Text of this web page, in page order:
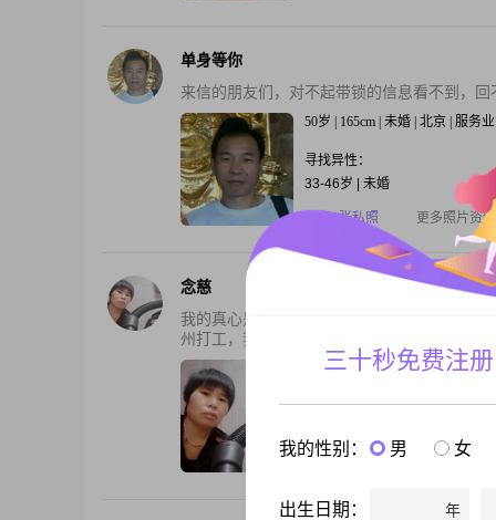
单身等你
来信的朋友们，对不起带锁的信息看不到，回
50岁 | 165cm | 未婚 | 北京 | 服务业
寻找异性：
33-46岁 | 未婚
还有3张私照 更多照片资料
念慈
我的真心是否换来你的真心，我的负担重，
州打工，我是农村人，我把一切看的淡如水，
53岁 | 150cm | 离异 | 河北廊坊 |
寻找异性：
三十秒免费注
我的性别： 男 女
出生日期： 年